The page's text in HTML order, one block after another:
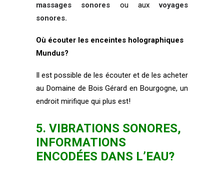
massages sonores ou auxvoyages
sonores.
Où écouter les enceintes holographiques
Mundus?
Il est possible de les écouter et de les acheter
au Domaine de Bois Gérarden Bourgogne, un
endroit mirifique qui plus est!
5. VIBRATIONS SONORES,
INFORMATIONS
ENCODÉES DANS L’EAU?